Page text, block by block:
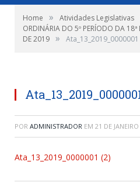
Home » Atividades Legislativas
ORDINÁRIA DO 5º PERÍODO DA 18ª
DE 2019 » Ata_13_2019_0000001
POR ADMINISTRADOR EM 21 DE
Ata_13_2019_0000001 (2)